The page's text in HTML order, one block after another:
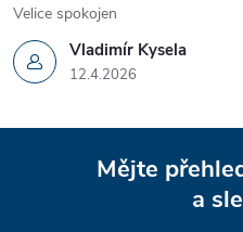
Vladimír Kysela
12.4.2026
Velice spokojen
Mějte
a